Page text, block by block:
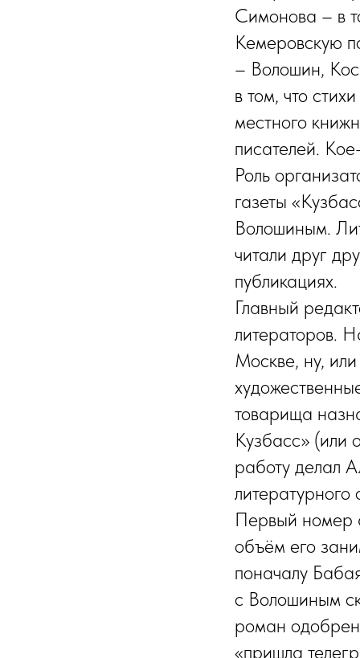
Симонова – в
Кемеровскую
– Волошин,
в том, что
местного
писателей.
Роль
газеты
Волошиным.
читали друг
публикациях.
Главный
литераторов.
Москве, ну,
товарища
Кузбасс» (или
работу делал
литературного
Первый номер
объём его
поначалу
с Волошиным
роман
«пришла